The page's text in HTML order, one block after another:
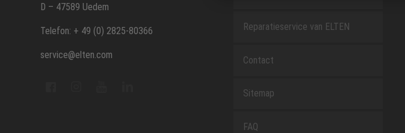
D – 47589 Uedem
Telefon: + 49 (0) 2825-80366
service@elten.com
Reparatieservice van ELTEN
Contact
Sitemap
FAQ